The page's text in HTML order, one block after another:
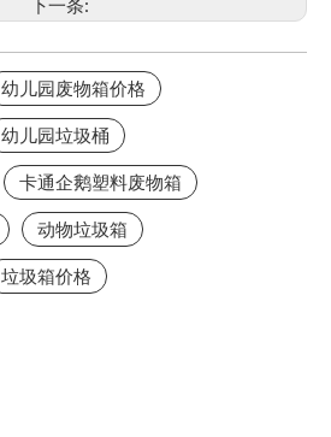
下一条:
幼儿园废物箱价格
幼儿园垃圾桶
卡通企鹅塑料废物箱
动物垃圾箱
垃圾箱价格